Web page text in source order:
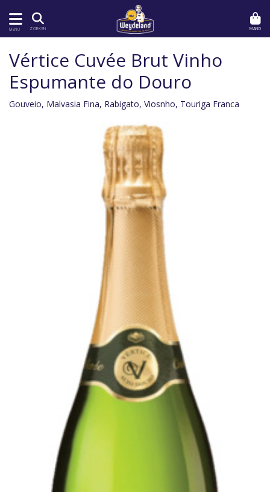
MENU ZOEKEN MAND
Vértice Cuvée Brut Vinho
Espumante do Douro
Gouveio, Malvasia Fina, Rabigato, Viosnho, Touriga Franca